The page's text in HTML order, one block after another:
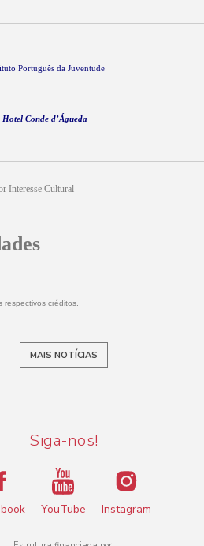
Português da Juventude
Conde d’Águeda
Interesse Cultural
créditos.
MAIS NOTÍCIAS
Siga-nos!
YouTube Instagram